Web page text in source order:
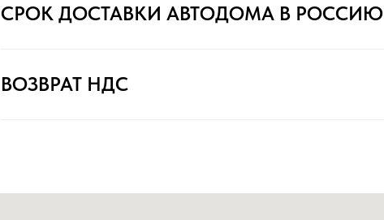
СРОК ДОСТАВКИ АВТОДОМА В РОССИЮ
ВОЗВРАТ НДС